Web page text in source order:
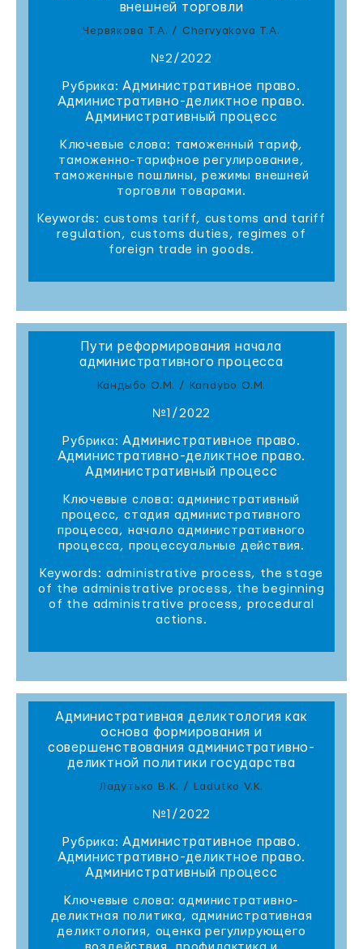
внешней торговли
Червякова Т.А. / Chervyakova T.A.
№2/2022
Рубрика:Административное право.
Административно-деликтное право.
Административный процесс
Ключевые слова: таможенный тариф,
таможенно-тарифное регулирование,
таможенные пошлины, режимы внешней
торговли товарами.
Keywords: customs tariff, customs and tariff
regulation, customs duties, regimes of
foreign trade in goods.
Пути реформирования начала
административного процесса
Кандыбо О.М. / Kandybo O.M.
№1/2022
Рубрика:Административное право.
Административно-деликтное право.
Административный процесс
Ключевые слова: административный
процесс, стадия административного
процесса, начало административного
процесса, процессуальные действия.
Keywords: administrative process, the stage
of the administrative process, the beginning
of the administrative process, procedural
actions.
Административная деликтология как
основа формирования и
совершенствования административно-
деликтной политики государства
Ладутько В.К. / Ladutko V.K.
№1/2022
Рубрика:Административное право.
Административно-деликтное право.
Административный процесс
Ключевые слова: административно-
деликтная политика, административная
деликтология, оценка регулирующего